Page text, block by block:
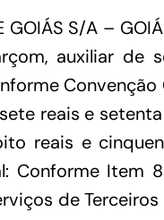
S/A –
auxiliar de
reais e
reais e
Conforme
de